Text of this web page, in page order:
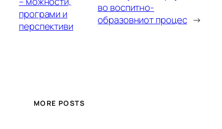
програми и
перспективи
во воспитно-
образовниот процес →
MORE POSTS